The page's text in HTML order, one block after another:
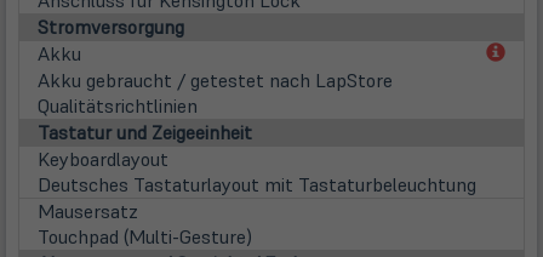
Stromversorgung
Akku
Akku gebraucht / getestet nach LapStore
Qualitätsrichtlinien
Tastatur und Zeigeeinheit
Keyboardlayout
Deutsches Tastaturlayout mit Tastaturbeleuchtung
Mausersatz
Touchpad (Multi-Gesture)